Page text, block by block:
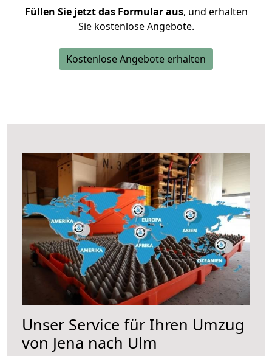
Füllen Sie jetzt das Formular aus, und erhalten
Sie kostenlose Angebote.
Kostenlose Angebote erhalten
Unser Service für Ihren Umzug
von Jena nach Ulm